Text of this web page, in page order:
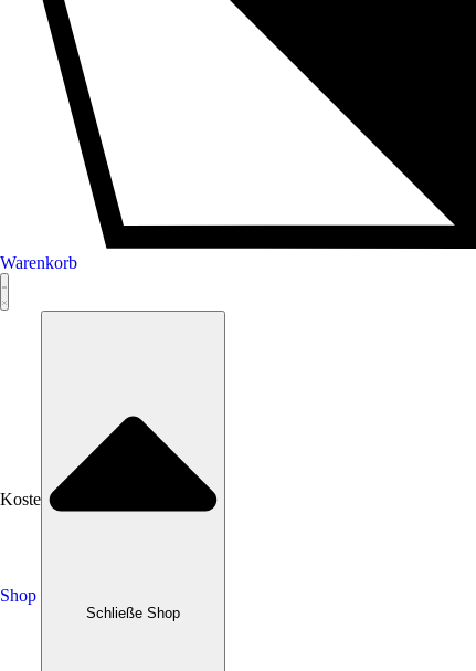
Warenkorb
Shop
Schließe Shop
Kostenlose Anpassungen